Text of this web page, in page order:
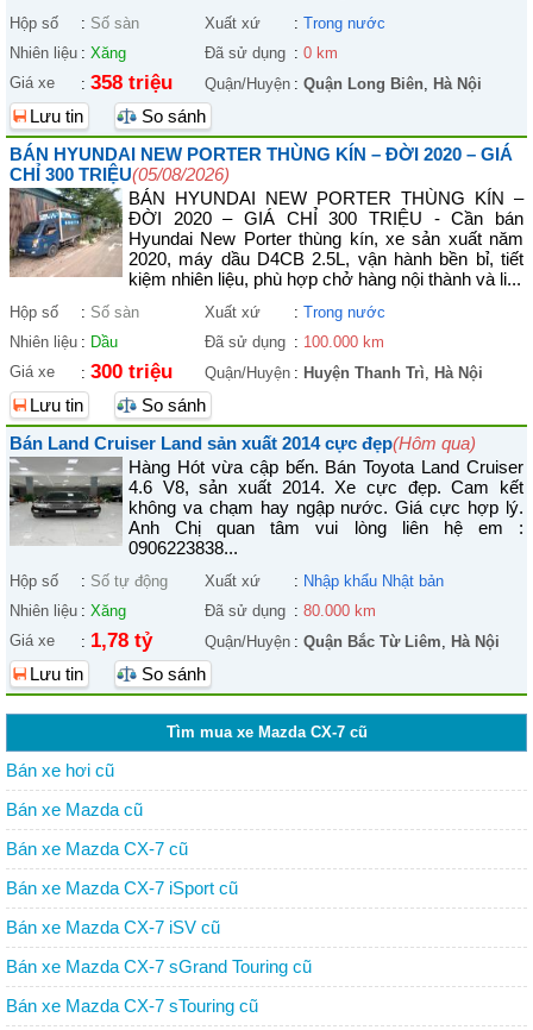
Hộp số : Số sàn Xuất xứ : Trong nước
Nhiên liệu : Xăng Đã sử dụng : 0 km
Giá xe
: 358 triệu Quận/Huyện : Quận Long Biên, Hà Nội
Lưu tin
So sánh
BÁN HYUNDAI NEW PORTER THÙNG KÍN – ĐỜI 2020 – GIÁ
CHỈ 300 TRIỆU(05/08/2026)
BÁN HYUNDAI NEW PORTER THÙNG KÍN –
ĐỜI 2020 – GIÁ CHỈ 300 TRIỆU - Cần bán
Hyundai New Porter thùng kín, xe sản xuất năm
2020, máy dầu D4CB 2.5L, vận hành bền bỉ, tiết
kiệm nhiên liệu, phù hợp chở hàng nội thành và li...
Hộp số : Số sàn Xuất xứ : Trong nước
Nhiên liệu : Dầu Đã sử dụng : 100.000 km
Giá xe
: 300 triệu Quận/Huyện : Huyện Thanh Trì, Hà Nội
Lưu tin
So sánh
Bán Land Cruiser Land sản xuất 2014 cực đẹp(Hôm qua)
Hàng Hót vừa cập bến. Bán Toyota Land Cruiser
4.6 V8, sản xuất 2014. Xe cực đẹp. Cam kết
không va chạm hay ngập nước. Giá cực hợp lý.
Anh Chị quan tâm vui lòng liên hệ em :
0906223838...
Hộp số : Số tự động Xuất xứ : Nhập khẩu Nhật bản
Nhiên liệu : Xăng Đã sử dụng : 80.000 km
Giá xe
: 1,78 tỷ Quận/Huyện : Quận Bắc Từ Liêm, Hà Nội
Lưu tin So sánh
Tìm mua xe Mazda CX-7 cũ
Bán xe hơi cũ
Bán xe Mazda cũ
Bán xe Mazda CX-7 cũ
Bán xe Mazda CX-7 iSport cũ
Bán xe Mazda CX-7 iSV cũ
Bán xe Mazda CX-7 sGrand Touring cũ
Bán xe Mazda CX-7 sTouring cũ